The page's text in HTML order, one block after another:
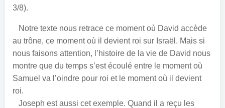
3/8).
Notre texte nous retrace ce moment où David accède
au trône, ce moment où il devient roi sur Israël. Mais si
nous faisons attention, l’histoire de la vie de David nous
montre que du temps s’est écoulé entre le moment où
Samuel va l’oindre pour roi et le moment où il devient
roi.
Joseph est aussi cet exemple. Quand il a reçu les